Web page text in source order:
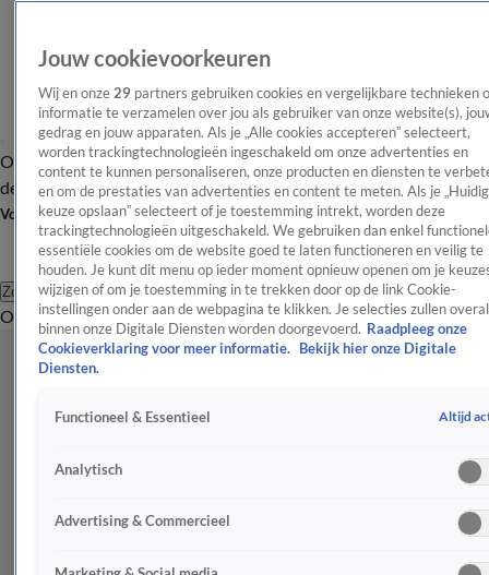
OverzichtAfleveringen Entertainment TV Algemeen
Tip
de redactieNieuwsbrief
Volg Shownieuws
Zoeken
OverzichtEntertainmentSpraakmakendRealityCrimeVideo's
Jouw cookievoorkeuren
Wij en onze 29 partners gebruiken cookies en vergelijkbare technieken
informatie te verzamelen over jou als gebruiker van onze website(s),
gedrag en jouw apparaten. Als je „Alle cookies accepteren” selecteert,
worden trackingtechnologieën ingeschakeld om onze advertenties en
content te kunnen personaliseren, onze producten en diensten te
en om de prestaties van advertenties en content te meten. Als je
keuze opslaan” selecteert of je toestemming intrekt, worden deze
trackingtechnologieën uitgeschakeld. We gebruiken dan enkel
essentiële cookies om de website goed te laten functioneren en veilig te
houden. Je kunt dit menu op ieder moment opnieuw openen om je
wijzigen of om je toestemming in te trekken door op de link Cookie-
instellingen onder aan de webpagina te klikken. Je selecties zullen overal
binnen onze Digitale Diensten worden doorgevoerd. Raadpleeg onze
Cookieverklaring voor meer informatie.
Bekijk hier onze Digitale
Diensten.
Functioneel & Essentieel Altijd
Analytisch
Advertising & Commercieel